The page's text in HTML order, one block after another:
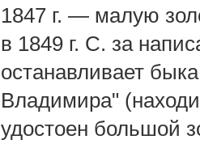
1847 г. — малую
в 1849 г. С. за
останавливает
Владимира"
удостоен большой